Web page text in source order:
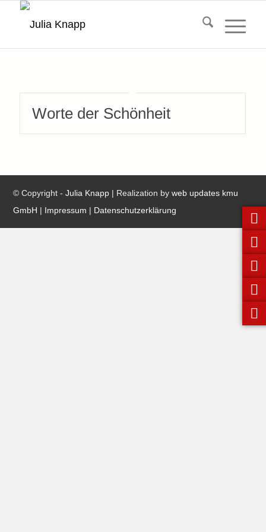
Worte der Schönheit
© Copyright -Julia Knapp | Realization byweb updates kmu
GmbH | Impressum | Datenschutzerklärung